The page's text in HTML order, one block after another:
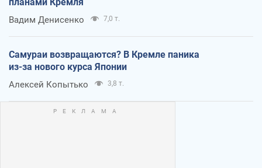
Вадим Денисенко 7,0 т.
Самураи возвращаются? В Кремле паника
из-за нового курса Японии
Алексей Копытько 3,8 т.